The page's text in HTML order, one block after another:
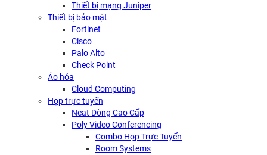
Thiết bị mạng Juniper
Thiết bị bảo mật
Fortinet
Cisco
Palo Alto
Check Point
Ảo hóa
Cloud Computing
Họp trực tuyến
Neat Dòng Cao Cấp
Poly Video Conferencing
Combo Họp Trực Tuyến
Room Systems